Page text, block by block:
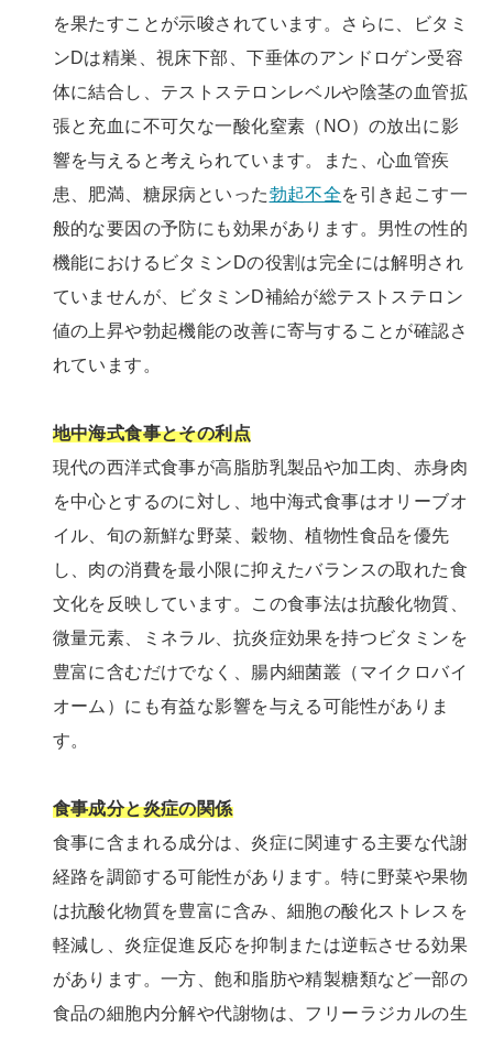
を果たすことが示唆されています。さらに、ビタミ
ンDは精巣、視床下部、下垂体のアンドロゲン受容
体に結合し、テストステロンレベルや陰茎の血管拡
張と充血に不可欠な一酸化窒素（NO）の放出に影
響を与えると考えられています。また、心血管疾
患、肥満、糖尿病といった勃起不全を引き起こす一
般的な要因の予防にも効果があります。男性の性的
機能におけるビタミンDの役割は完全には解明され
ていませんが、ビタミンD補給が総テストステロン
値の上昇や勃起機能の改善に寄与することが確認さ
れています。
地中海式食事とその利点
現代の西洋式食事が高脂肪乳製品や加工肉、赤身肉
を中心とするのに対し、地中海式食事はオリーブオ
イル、旬の新鮮な野菜、穀物、植物性食品を優先
し、肉の消費を最小限に抑えたバランスの取れた食
文化を反映しています。この食事法は抗酸化物質、
微量元素、ミネラル、抗炎症効果を持つビタミンを
豊富に含むだけでなく、腸内細菌叢（マイクロバイ
オーム）にも有益な影響を与える可能性がありま
す。
食事成分と炎症の関係
食事に含まれる成分は、炎症に関連する主要な代謝
経路を調節する可能性があります。特に野菜や果物
は抗酸化物質を豊富に含み、細胞の酸化ストレスを
軽減し、炎症促進反応を抑制または逆転させる効果
があります。一方、飽和脂肪や精製糖類など一部の
食品の細胞内分解や代謝物は、フリーラジカルの生